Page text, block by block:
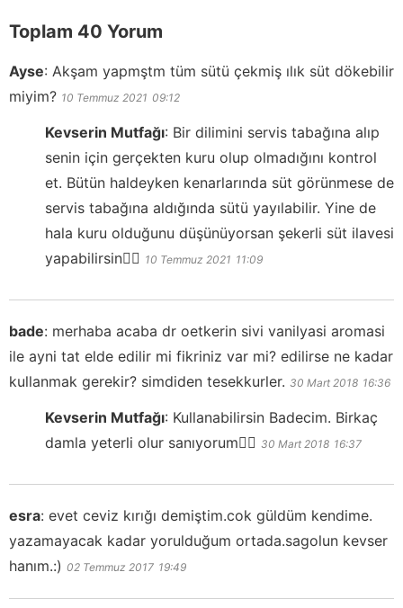
Toplam 40 Yorum
Ayse: Akşam yapmştm tüm sütü çekmiş ılık süt dökebilir
miyim? 10 Temmuz 2021 09:12
Kevserin Mutfağı: Bir dilimini servis tabağına alıp
senin için gerçekten kuru olup olmadığını kontrol
et. Bütün haldeyken kenarlarında süt görünmese de
servis tabağına aldığında sütü yayılabilir. Yine de
hala kuru olduğunu düşünüyorsan şekerli süt ilavesi
yapabilirsin👍🏻 10 Temmuz 2021 11:09
bade: merhaba acaba dr oetkerin sivi vanilyasi aromasi
ile ayni tat elde edilir mi fikriniz var mi? edilirse ne kadar
kullanmak gerekir? simdiden tesekkurler. 30 Mart 2018 16:36
Kevserin Mutfağı: Kullanabilirsin Badecim. Birkaç
damla yeterli olur sanıyorum👍🏻 30 Mart 2018 16:37
esra: evet ceviz kırığı demiştim.cok güldüm kendime.
yazamayacak kadar yorulduğum ortada.sagolun kevser
hanım.:) 02 Temmuz 2017 19:49